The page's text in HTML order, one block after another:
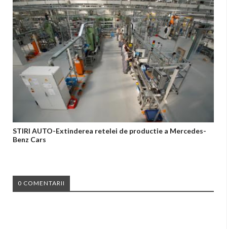
STIRI AUTO-Extinderea retelei de productie a Mercedes-
Benz Cars
0 COMENTARII